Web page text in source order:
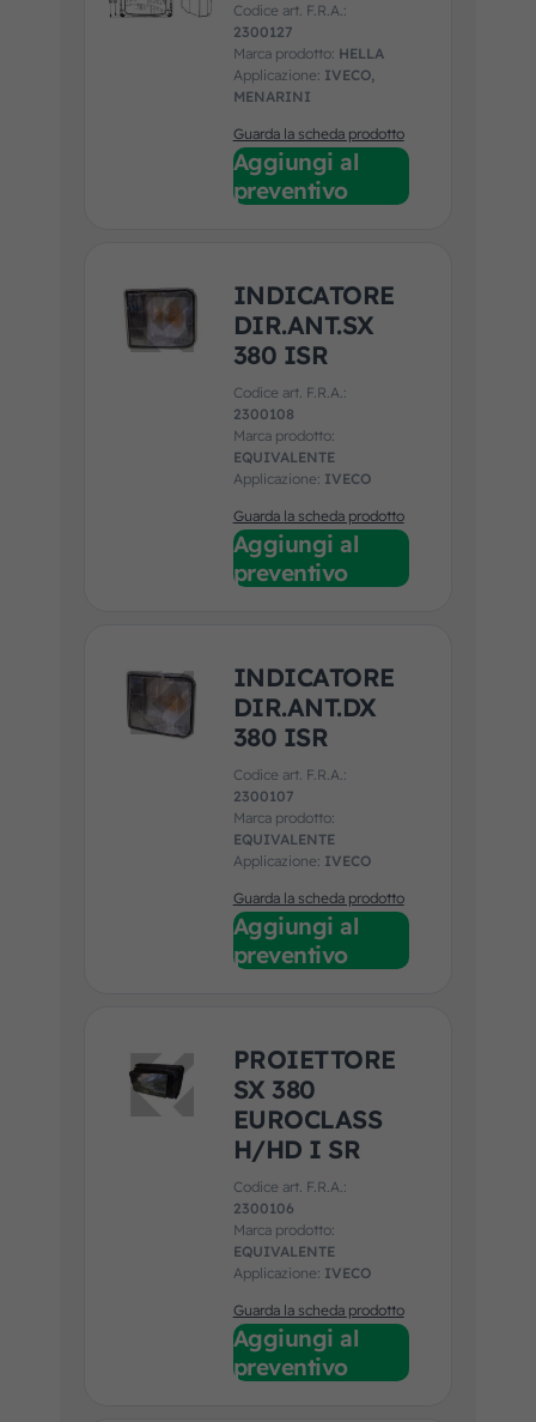
Codice art. F.R.A.:
2300127
Marca prodotto: HELLA
Applicazione: IVECO,
MENARINI
Guarda la scheda prodotto
Aggiungi al
preventivo
INDICATORE
DIR.ANT.SX
380 ISR
Codice art. F.R.A.:
2300108
Marca prodotto:
EQUIVALENTE
Applicazione: IVECO
Guarda la scheda prodotto
Aggiungi al
preventivo
INDICATORE
DIR.ANT.DX
380 ISR
Codice art. F.R.A.:
2300107
Marca prodotto:
EQUIVALENTE
Applicazione: IVECO
Guarda la scheda prodotto
Aggiungi al
preventivo
PROIETTORE
SX 380
EUROCLASS
H/HD I SR
Codice art. F.R.A.:
2300106
Marca prodotto:
EQUIVALENTE
Applicazione: IVECO
Guarda la scheda prodotto
Aggiungi al
preventivo